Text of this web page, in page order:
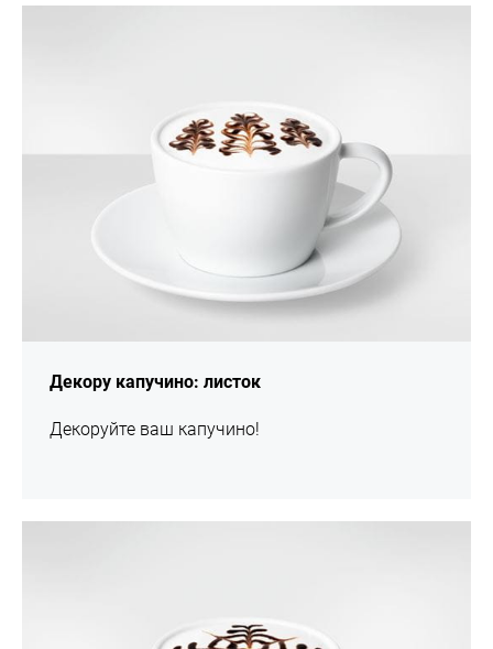
Декору капучино: листок
Декоруйте ваш капучино!